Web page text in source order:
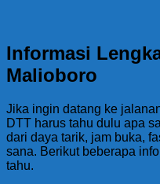
Informasi
Malioboro
Jika ingin datang ke
DTT harus tahu dulu apa
dari daya tarik, jam buka,
sana. Berikut beberapa
tahu.